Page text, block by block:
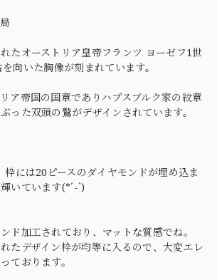
たオーストリア皇帝フランツ ヨーゼフ1世
向いた胸像が刻まれています。
ア帝国の国章でありハプスブルク家の紋章
った双頭の鷲がデザインされています。
枠には20ピースのダイヤモンドが埋め込ま
いています(*´-`)
ド加工されており、マットな質感でね。
たデザイン枠が均等に入るので、大変エレ
ております。